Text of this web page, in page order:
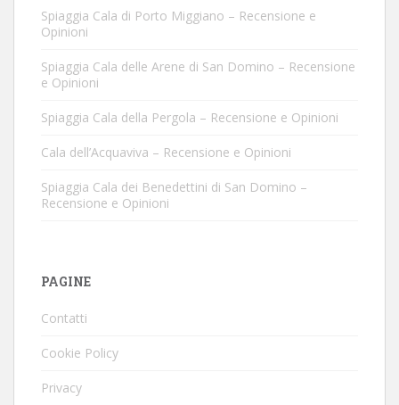
Spiaggia Cala di Porto Miggiano – Recensione e
Opinioni
Spiaggia Cala delle Arene di San Domino – Recensione
e Opinioni
Spiaggia Cala della Pergola – Recensione e Opinioni
Cala dell’Acquaviva – Recensione e Opinioni
Spiaggia Cala dei Benedettini di San Domino –
Recensione e Opinioni
PAGINE
Contatti
Cookie Policy
Privacy